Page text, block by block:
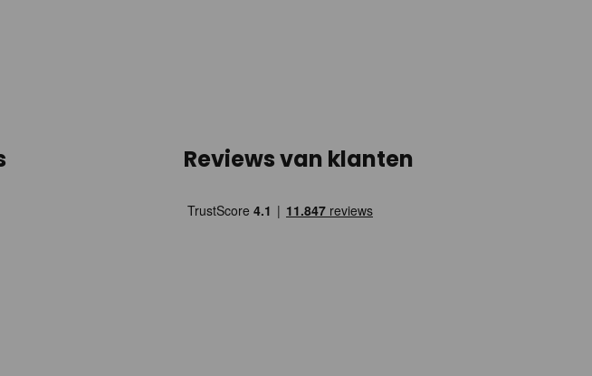
Reviews van klanten